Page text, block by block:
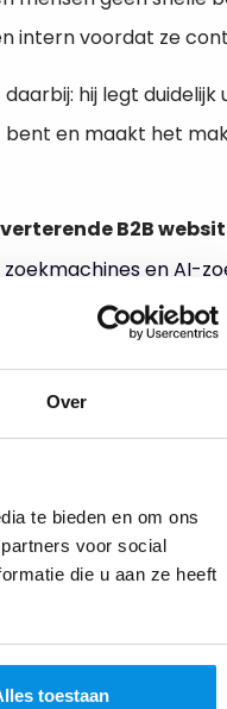
Over
te bieden en om ons
voor social
die u aan ze heeft
toestaan
intern voordat ze
hij legt duidelijk
en maakt het
B2B
en AI-
en betere leads
met nieuwe
marketing- en CRM-